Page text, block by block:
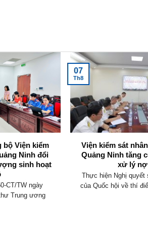
bộ Viện kiểm
Ninh đổi
sinh hoạt
CT/TW ngày
Trung ương
Viện kiểm sát
Quảng Ninh tăng
xử lý
Thực hiện Nghị quyết
của Quốc hội về thí
07
Th8